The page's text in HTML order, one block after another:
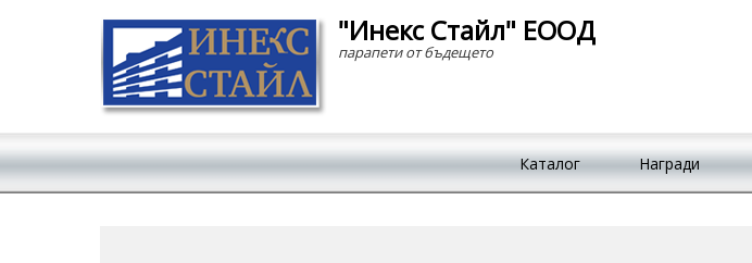
"Инекс Стайл" ЕООД
парапети от бъдещето
Каталог
Награди